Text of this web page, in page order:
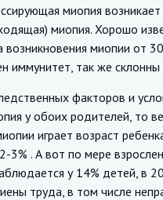
миопия
миопия. Хорошо
миопии от
иммунитет, так же
факторов и
у обоих родителей, то
играет возраст
. А вот по мере
у 14% детей, в
труда, в том числе